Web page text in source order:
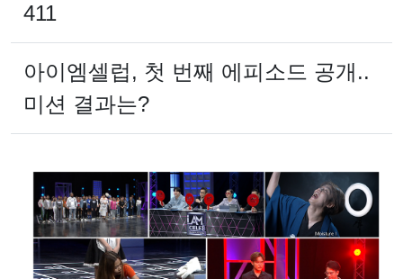
411
아이엠셀럽, 첫 번째 에피소드 공개..
미션 결과는?